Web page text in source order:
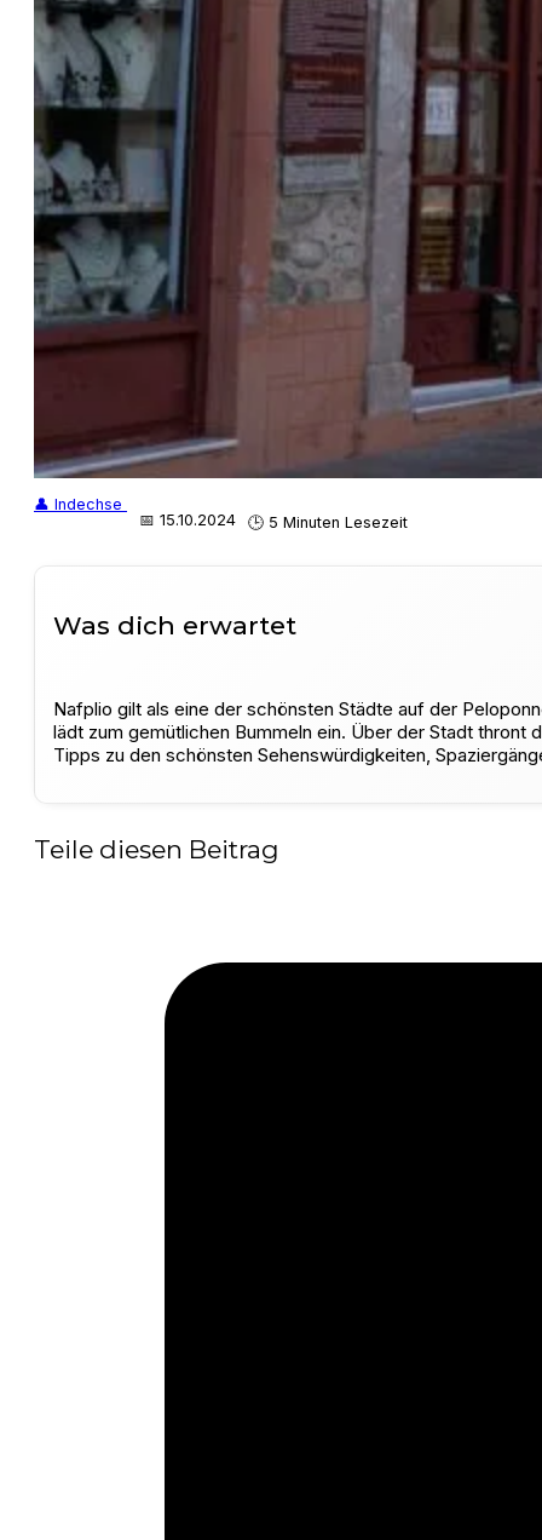
👤 Indechse
📅 15.10.2024
🕒 5 Minuten Lesezeit
Was dich erwartet
Nafplio gilt als eine der schönsten Städte auf der
lädt zum gemütlichen Bummeln ein. Über der Stadt
Tipps zu den schönsten Sehenswürdigkeiten,
Teile diesen Beitrag